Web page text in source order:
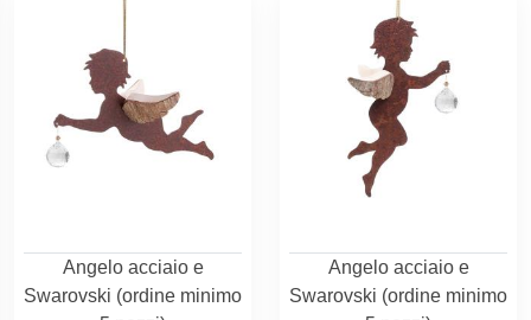
Angelo acciaio e
Swarovski (ordine minimo
Angelo acciaio e
Swarovski (ordine minimo